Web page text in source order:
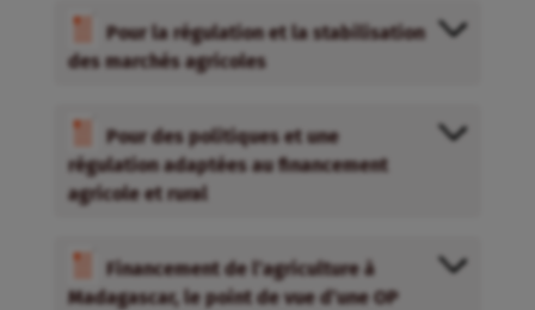
Pour la régulation et la stabilisation
des marchés agricoles
Pour des politiques et une
régulation adaptées au financement
agricole et rural
Financement de l’agriculture à
Madagascar, le point de vue d’une OP